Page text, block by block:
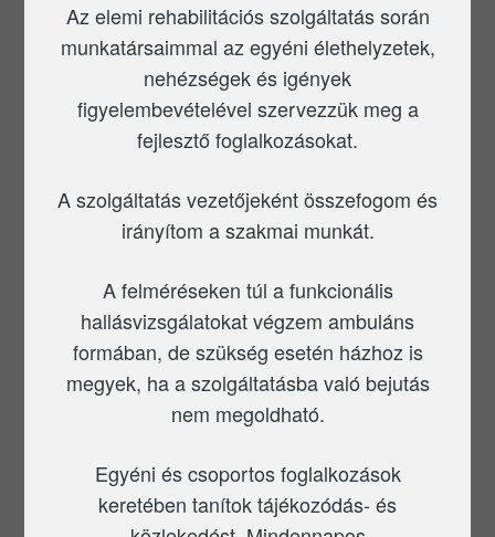
Az elemi rehabilitációs szolgáltatás során
munkatársaimmal az egyéni élethelyzetek,
nehézségek és igények
figyelembevételével szervezzük meg a
fejlesztő foglalkozásokat.
A szolgáltatás vezetőjeként összefogom és
irányítom a szakmai munkát.
A felméréseken túl a funkcionális
hallásvizsgálatokat végzem ambuláns
formában, de szükség esetén házhoz is
megyek, ha a szolgáltatásba való bejutás
nem megoldható.
Egyéni és csoportos foglalkozások
keretében tanítok tájékozódás- és